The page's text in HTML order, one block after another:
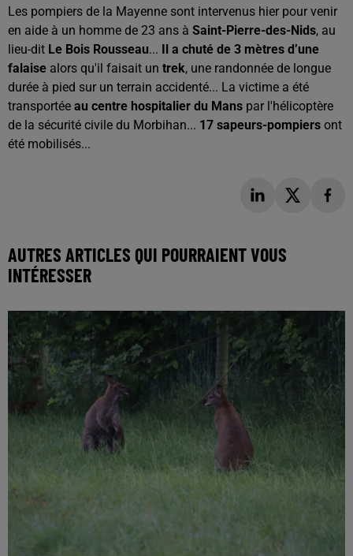
Les pompiers de la Mayenne sont intervenus hier pour venir
en aide à un homme de 23 ans à Saint-Pierre-des-Nids, au
lieu-dit Le Bois Rousseau... Il a chuté de 3 mètres d’une
falaise alors qu'il faisait un trek, une randonnée de longue
durée à pied sur un terrain accidenté... La victime a été
transportée au centre hospitalier du Mans par l'hélicoptère
de la sécurité civile du Morbihan... 17 sapeurs-pompiers ont
été mobilisés...
AUTRES ARTICLES QUI POURRAIENT VOUS
INTÉRESSER